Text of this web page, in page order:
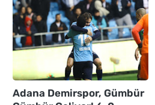
Adana Demirspor, Gümbür